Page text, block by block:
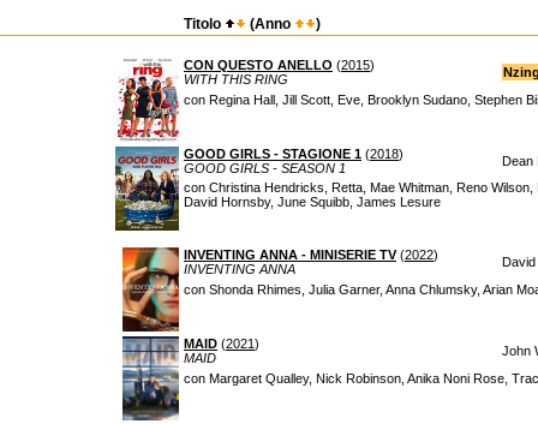
Titolo (Anno )
CON QUESTO ANELLO (2015)
WITH THIS RING
con Regina Hall, Jill Scott, Eve, Brooklyn Sudano, Stephen
GOOD GIRLS - STAGIONE 1 (2018)
GOOD GIRLS - SEASON 1
Dean
con Christina Hendricks, Retta, Mae Whitman, Reno
David Hornsby, June Squibb, James Lesure
INVENTING ANNA - MINISERIE TV(2022)
INVENTING ANNA
David
con Shonda Rhimes, Julia Garner, Anna Chlumsky, Arian
MAID (2021)
MAID
John
con Margaret Qualley, Nick Robinson, Anika Noni Rose,